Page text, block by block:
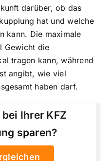
darüber, ob das
hat und welche
kann. Die maximale
Gewicht die
tragen kann, während
angibt, wie viel
haben darf.
Ihrer KFZ
sparen?